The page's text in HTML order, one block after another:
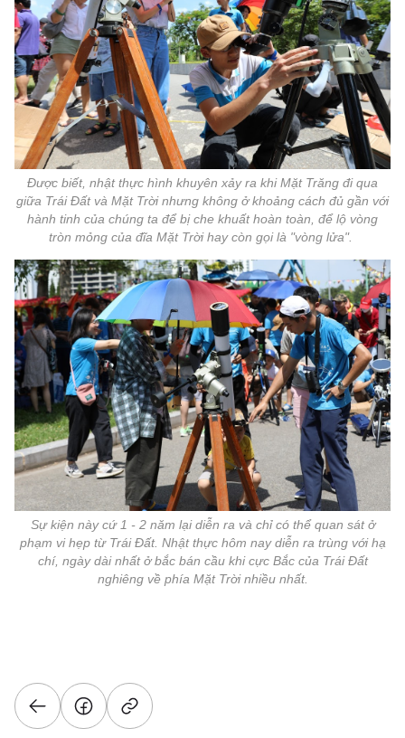
Được biết, nhật thực hình khuyên xảy ra khi Mặt Trăng đi qua
giữa Trái Đất và Mặt Trời nhưng không ở khoảng cách đủ gần với
hành tinh của chúng ta để bị che khuất hoàn toàn, để lộ vòng
tròn mỏng của đĩa Mặt Trời hay còn gọi là "vòng lửa".
Sự kiện này cứ 1 - 2 năm lại diễn ra và chỉ có thể quan sát ở
phạm vi hẹp từ Trái Đất. Nhật thực hôm nay diễn ra trùng với hạ
chí, ngày dài nhất ở bắc bán cầu khi cực Bắc của Trái Đất
nghiêng về phía Mặt Trời nhiều nhất.